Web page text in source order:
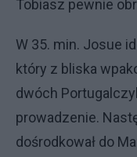
Tobiasz pewnie
W 35. min. Josue
który z bliska
dwóch
prowadzenie.
dośrodkował do